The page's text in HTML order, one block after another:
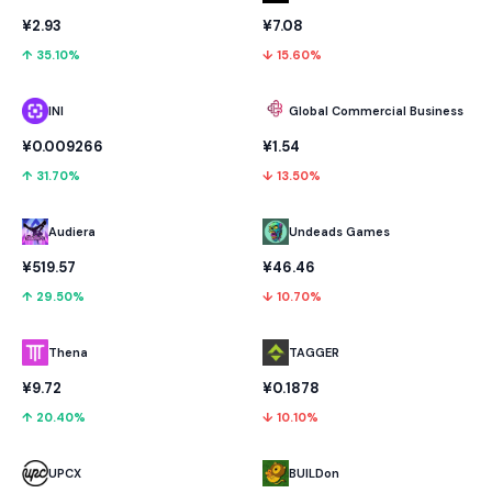
¥2.93
↑ 35.10%
INI
¥0.009266
↑ 31.70%
Audiera
¥519.57
↑ 29.50%
Thena
¥9.72
↑ 20.40%
UPCX
¥7.08
↓ 15.60%
Global Commercial Business
¥1.54
↓ 13.50%
Undeads Games
¥46.46
↓ 10.70%
TAGGER
¥0.1878
↓ 10.10%
BUILDon